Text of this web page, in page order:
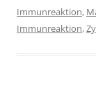
Immunreaktion,
Immunreaktion,